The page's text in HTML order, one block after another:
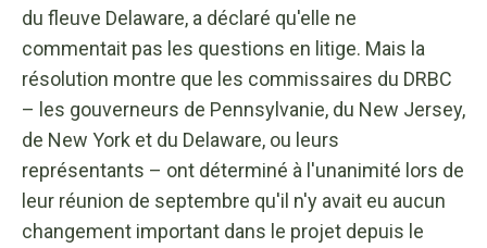
du fleuve Delaware, a déclaré qu'elle ne
commentait pas les questions en litige. Mais la
résolution montre que les commissaires du DRBC
– les gouverneurs de Pennsylvanie, du New Jersey,
de New York et du Delaware, ou leurs
représentants – ont déterminé à l'unanimité lors de
leur réunion de septembre qu'il n'y avait eu aucun
changement important dans le projet depuis le